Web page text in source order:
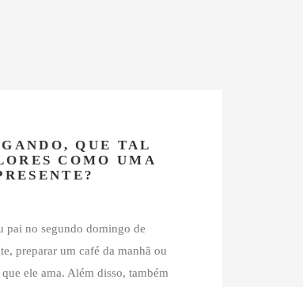
QUE TAL
COMO UMA
pai no segundo domingo de
preparar um café da manhã ou
ele ama. Além disso, também